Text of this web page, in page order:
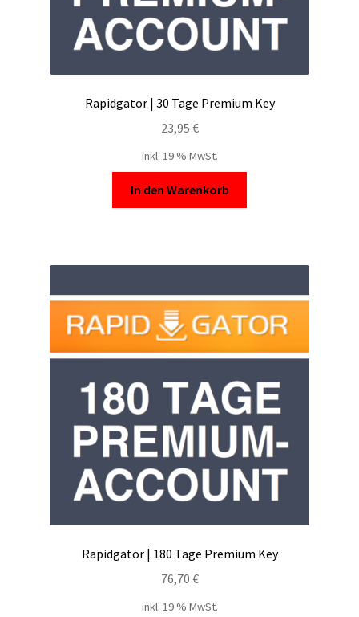
Widerrufsbelehrung
Zahlungsarten
Rapidgator | 30 Tage Premium Key
23,95 €
inkl. 19 % MwSt.
In den Warenkorb
Rapidgator | 180 Tage Premium Key
76,70 €
inkl. 19 % MwSt.